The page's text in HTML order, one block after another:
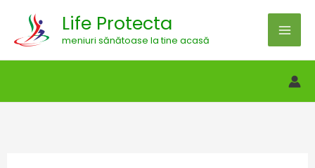
content
Life Protecta
meniuri sănătoase la tine acasă